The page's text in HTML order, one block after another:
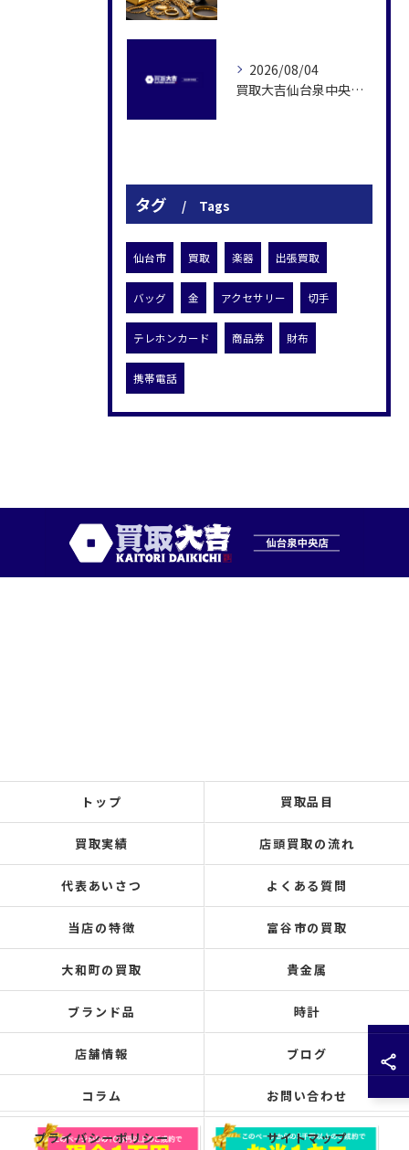
2026/08/04
買取大吉仙台泉中央店の無料査定と現金化の流れ
タグ Tags
仙台市 買取 楽器 出張買取
バッグ 金 アクセサリー 切手
テレホンカード 商品券 財布
携帯電話
トップ 買取品目
買取実績 店頭買取の流れ
代表あいさつ よくある質問
当店の特徴 富谷市の買取
大和町の買取 貴金属
ブランド品 時計
店舗情報 ブログ
コラム お問い合わせ
プライバシーポリシー サイトマップ